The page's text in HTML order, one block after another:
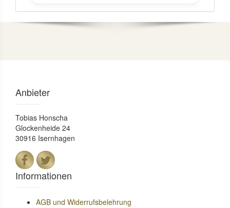
Anbieter
Tobias Honscha
Glockenheide 24
30916 Isernhagen
Informationen
AGB und Widerrufsbelehrung